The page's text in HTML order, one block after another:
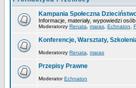
Kampania Społeczna
Informacje, materiały, wypowiedzi
Moderatorzy Renata maras Echnaton
Konferencje, Warsztaty,
Moderatorzy Renata maras
Przepisy Prawne
ModeratorEchnaton